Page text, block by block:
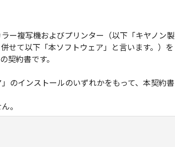
ー複写機およびプリンター（以下「キヤノン製
せて以下「本ソフトウェア」と言います。）を
契約書です。
のインストールのいずれかをもって、本契約書
。